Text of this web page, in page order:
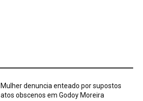
Mulher denuncia enteado por supostos
atos obscenos em Godoy Moreira